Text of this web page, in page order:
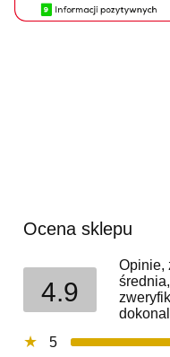
Ocena sklepu
4.9
Opinie,
5